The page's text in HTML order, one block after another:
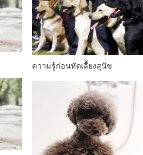
ความรู้ก่อนหัดเลื้ยงสุนัข